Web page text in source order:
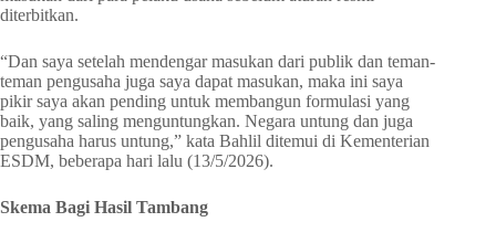
diterbitkan.
“Dan saya setelah mendengar masukan dari publik dan teman-
teman pengusaha juga saya dapat masukan, maka ini saya
pikir saya akan pending untuk membangun formulasi yang
baik, yang saling menguntungkan. Negara untung dan juga
pengusaha harus untung,” kata Bahlil ditemui di Kementerian
ESDM, beberapa hari lalu (13/5/2026).
Skema Bagi Hasil Tambang